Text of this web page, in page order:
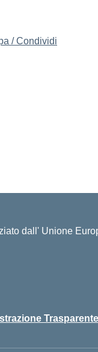
/ Condividi
Trasparente